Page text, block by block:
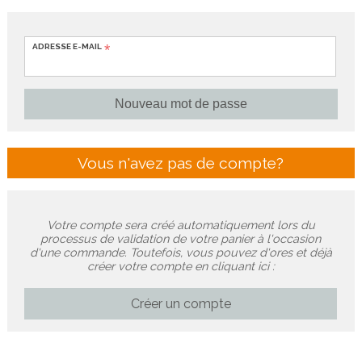
ADRESSE E-MAIL
Vous n'avez pas de compte?
Votre compte sera créé automatiquement lors du
processus de validation de votre panier à l'occasion
d'une commande. Toutefois, vous pouvez d'ores et déjà
créer votre compte en cliquant ici :
Créer un compte